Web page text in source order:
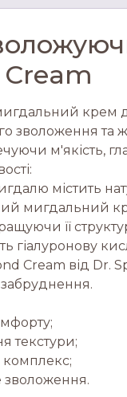
крем
зволоження та
м'якість,
містить
мигдальний
її
гіалуронову
Cream від Dr.
текстури;
комплекс;
зволоження.